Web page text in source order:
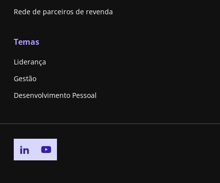
Rede de parceiros de revenda
Temas
Liderança
Gestão
Desenvolvimento Pessoal
Go to linkedin page